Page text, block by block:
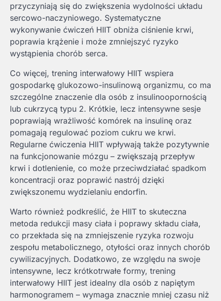
przyczyniają się do zwiększenia wydolności układu
sercowo-naczyniowego. Systematyczne
wykonywanie ćwiczeń HIIT obniża ciśnienie krwi,
poprawia krążenie i może zmniejszyć ryzyko
wystąpienia chorób serca.
Co więcej, trening interwałowy HIIT wspiera
gospodarkę glukozowo-insulinową organizmu, co ma
szczególne znaczenie dla osób z insulinoopornością
lub cukrzycą typu 2. Krótkie, lecz intensywne sesje
poprawiają wrażliwość komórek na insulinę oraz
pomagają regulować poziom cukru we krwi.
Regularne ćwiczenia HIIT wpływają także pozytywnie
na funkcjonowanie mózgu – zwiększają przepływ
krwi i dotlenienie, co może przeciwdziałać spadkom
koncentracji oraz poprawić nastrój dzięki
zwiększonemu wydzielaniu endorfin.
Warto również podkreślić, że HIIT to skuteczna
metoda redukcji masy ciała i poprawy składu ciała,
co przekłada się na zmniejszenie ryzyka rozwoju
zespołu metabolicznego, otyłości oraz innych chorób
cywilizacyjnych. Dodatkowo, ze względu na swoje
intensywne, lecz krótkotrwałe formy, trening
interwałowy HIIT jest idealny dla osób z napiętym
harmonogramem – wymaga znacznie mniej czasu niż